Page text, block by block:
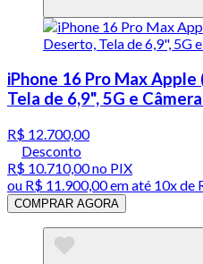
iPhone 16 Pro Max
Tela de 6,9", 5G e
R$ 12.700,00
Desconto
R$ 10.710,00no PIX
ou R$ 11.900,00em até 10x de
COMPRAR AGORA